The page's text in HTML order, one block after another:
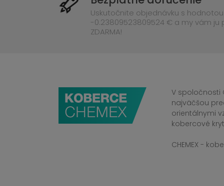
Uskutočnite objednávku s
-0.23809523809524 € a my vám ju
ZDARMA!
V spoločnosti
najväčšou
orientálnymi
kobercové
CHEMEX -